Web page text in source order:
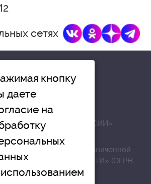
сетях
| СИ «БРЕНДЫ РОССИИ»
Общество с ограниченной
«РЕГИОНАЛЬНЫЕ НОВОСТИ» (ОГРН
кнопку
даете
на